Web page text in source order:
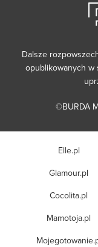
Dalsze
opublikowanych w
©BURDA
Elle.pl
Glamour.pl
Cocolita.pl
Mamotoja.pl